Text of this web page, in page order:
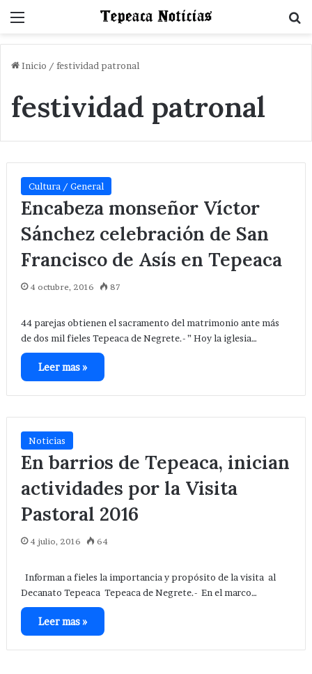
Menu
Inicio / festividad patronal
festividad patronal
Cultura / General
Encabeza monseñor Víctor
Sánchez celebración de San
Francisco de Asís en Tepeaca
4 octubre, 2016 87
44 parejas obtienen el sacramento del matrimonio ante más
de dos mil fieles Tepeaca de Negrete.- ” Hoy la iglesia…
Leer mas »
Noticias
En barrios de Tepeaca, inician
actividades por la Visita
Pastoral 2016
4 julio, 2016 64
Informan a fieles la importancia y propósito de la visita al
Decanato Tepeaca Tepeaca de Negrete.- En el marco…
Leer mas »